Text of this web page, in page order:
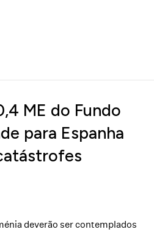
ME do Fundo
para Espanha
deverão ser contemplados